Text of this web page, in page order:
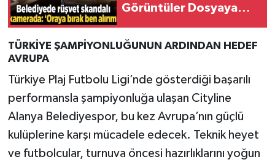
Görüntüler Dosyaya
TÜRKİYE ŞAMPİYONLUĞUNUN ARDINDAN HEDEF
AVRUPA
Türkiye Plaj Futbolu Ligi’nde gösterdiği başarılı
performansla şampiyonluğa ulaşan Cityline
Alanya Belediyespor, bu kez Avrupa’nın güçlü
kulüplerine karşı mücadele edecek. Teknik heyet
ve futbolcular, turnuva öncesi hazırlıklarını yoğun